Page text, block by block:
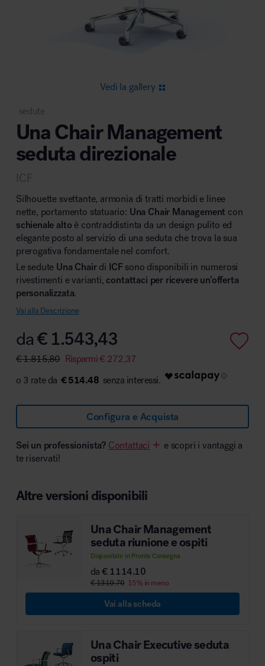
Area lounge e attesa
Area outdoor
MillerKnoll
Vedi la gallery
sedute
Una Chair Management
seduta direzionale
ICF
Silhouette svettante, armonia di tratti morbidi e linee
nette, portamento statuario: Una Chair Management con
schienale alto è contraddistinta da un design pulito ed
elegante posto al servizio di una seduta che trova la sua
prerogativa fondamentale nel comfort.
Le sedute Una Chair di ICF sono disponibili in numerosi
rivestimenti e varianti, contattaci per ricevere un’offerta
personalizzata.
Vai alla Descrizione
da€1.543,43
€1.815,80 Risparmi€ 272,37
€ 514.48
Configura e Acquista
Sei un professionista? Contattaci
e scopri i vantaggi a
te riservati!
Altre versioni disponibili
Una Chair Management
seduta riunione e ospiti
Disponibile in Pronta Consegna
da€ 1114.10
€ 1310.70 15% in meno
Vai alla scheda
Una Chair Executive seduta
ospiti